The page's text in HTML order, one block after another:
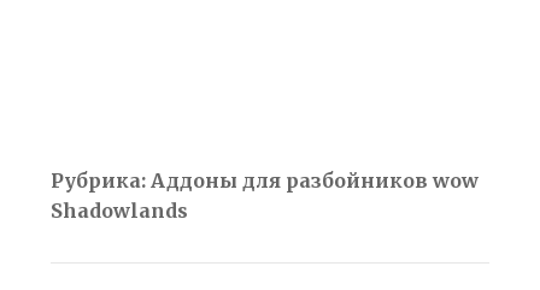
Рубрика:Аддоны для разбойников wow
Shadowlands